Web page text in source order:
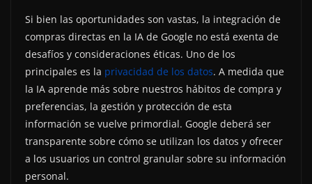
Si bien las oportunidades son vastas, la integración de
compras directas en la IA de Google no está exenta de
desafíos y consideraciones éticas. Uno de los
principales es la privacidad de los datos. A medida que
la IA aprende más sobre nuestros hábitos de compra y
preferencias, la gestión y protección de esta
información se vuelve primordial. Google deberá ser
transparente sobre cómo se utilizan los datos y ofrecer
a los usuarios un control granular sobre su información
personal.